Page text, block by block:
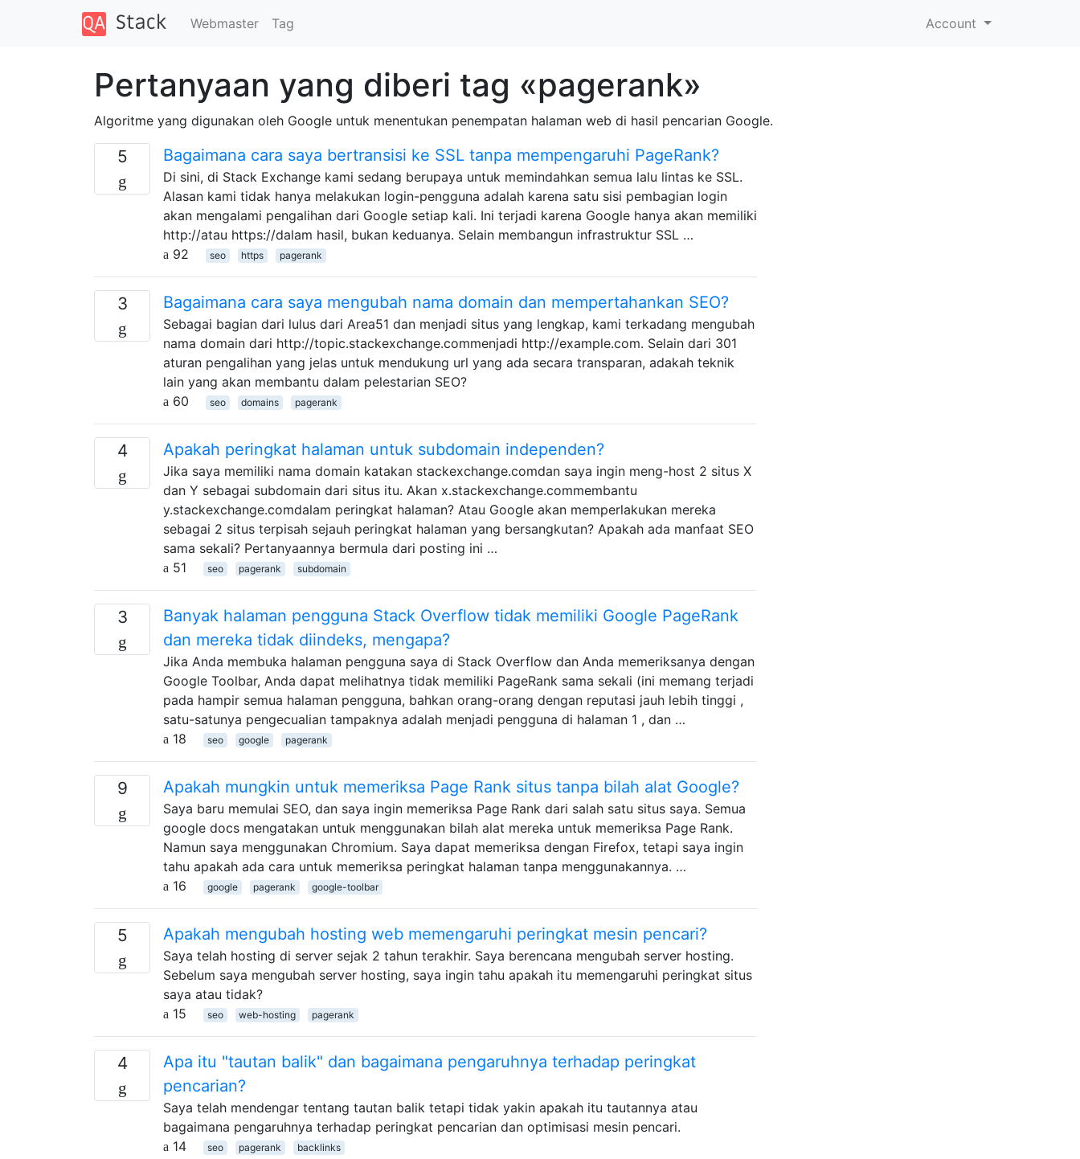
Webmaster Tag Account
Pertanyaan yang diberi tag «pagerank»
Algoritme yang digunakan oleh Google untuk menentukan penempatan halaman web di hasil pencarian Google.
5 Bagaimana cara saya bertransisi ke SSL tanpa mempengaruhi PageRank?
Di sini, di Stack Exchange kami sedang berupaya untuk memindahkan semua lalu lintas ke SSL.
Alasan kami tidak hanya melakukan login-pengguna adalah karena satu sisi pembagian login
akan mengalami pengalihan dari Google setiap kali. Ini terjadi karena Google hanya akan memiliki
http://atau https://dalam hasil, bukan keduanya. Selain membangun infrastruktur SSL …
92
seo https pagerank
3 Bagaimana cara saya mengubah nama domain dan mempertahankan SEO?
Sebagai bagian dari lulus dari Area51 dan menjadi situs yang lengkap, kami terkadang mengubah
nama domain dari http://topic.stackexchange.commenjadi http://example.com. Selain dari 301
aturan pengalihan yang jelas untuk mendukung url yang ada secara transparan, adakah teknik
lain yang akan membantu dalam pelestarian SEO?
60
seo domains pagerank
4 Apakah peringkat halaman untuk subdomain independen?
Jika saya memiliki nama domain katakan stackexchange.comdan saya ingin meng-host 2 situs X
dan Y sebagai subdomain dari situs itu. Akan x.stackexchange.commembantu
y.stackexchange.comdalam peringkat halaman? Atau Google akan memperlakukan mereka
sebagai 2 situs terpisah sejauh peringkat halaman yang bersangkutan? Apakah ada manfaat SEO
sama sekali? Pertanyaannya bermula dari posting ini …
51
seo pagerank subdomain
3
Banyak halaman pengguna Stack Overflow tidak memiliki Google PageRank
dan mereka tidak diindeks, mengapa?
Jika Anda membuka halaman pengguna saya di Stack Overflow dan Anda memeriksanya dengan
Google Toolbar, Anda dapat melihatnya tidak memiliki PageRank sama sekali (ini memang terjadi
pada hampir semua halaman pengguna, bahkan orang-orang dengan reputasi jauh lebih tinggi ,
satu-satunya pengecualian tampaknya adalah menjadi pengguna di halaman 1 , dan …
18
seo google pagerank
9 Apakah mungkin untuk memeriksa Page Rank situs tanpa bilah alat Google?
Saya baru memulai SEO, dan saya ingin memeriksa Page Rank dari salah satu situs saya. Semua
google docs mengatakan untuk menggunakan bilah alat mereka untuk memeriksa Page Rank.
Namun saya menggunakan Chromium. Saya dapat memeriksa dengan Firefox, tetapi saya ingin
tahu apakah ada cara untuk memeriksa peringkat halaman tanpa menggunakannya. …
16
google pagerank google-toolbar
5 Apakah mengubah hosting web memengaruhi peringkat mesin pencari?
Saya telah hosting di server sejak 2 tahun terakhir. Saya berencana mengubah server hosting.
Sebelum saya mengubah server hosting, saya ingin tahu apakah itu memengaruhi peringkat situs
saya atau tidak?
15
seo web-hosting pagerank
4
Apa itu "tautan balik" dan bagaimana pengaruhnya terhadap peringkat
pencarian?
Saya telah mendengar tentang tautan balik tetapi tidak yakin apakah itu tautannya atau
bagaimana pengaruhnya terhadap peringkat pencarian dan optimisasi mesin pencari.
14
seo pagerank backlinks